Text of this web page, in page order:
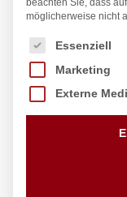
beachten Sie, dass
möglicherweise nicht
Es folgt eine Liste
Essenziell
Marketing
Externe